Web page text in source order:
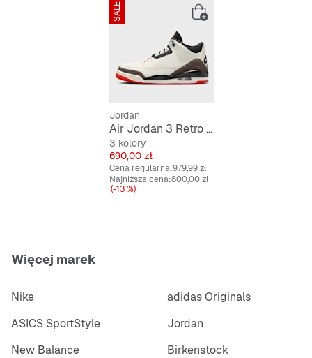
SALE
Jordan
Air Jordan 3 Retro OG "World's Best Dad"
3 kolory
Cena
690,00 zł
Cena regularna:979,99 zł
Najniższa cena:800,00 zł
(-13 %)
Więcej marek
Nike
adidas Originals
ASICS SportStyle
Jordan
New Balance
Birkenstock